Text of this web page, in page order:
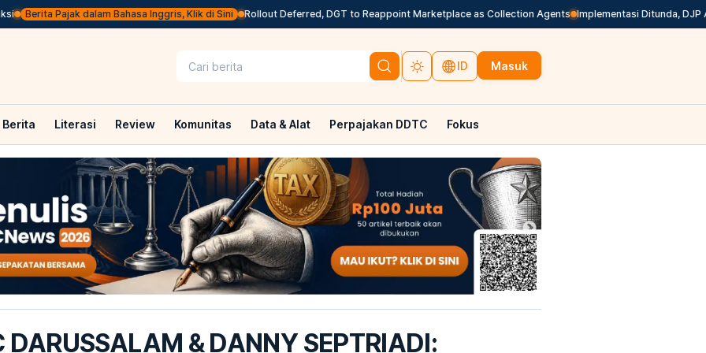
Berita Pajak dalam Bahasa Inggris, Klik di Sini Rollout Deferred, DGT to Reappoint Marketplace as Collection Agents Implementasi Ditunda, DJP
ID Masuk
Berita Literasi Review Komunitas Data & Alat Perpajakan DDTC Fokus
DARUSSALAM & DANNY SEPTRIADI: